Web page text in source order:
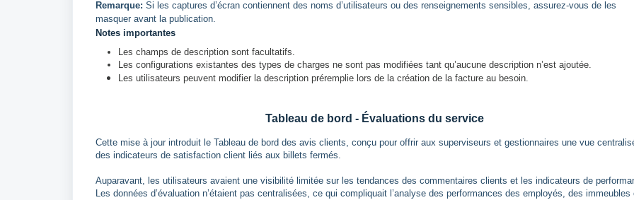
Remarque: Si les captures d’écran contiennent des noms d’utilisateurs ou des renseignements sensibles, assurez-vous de les
masquer avant la publication.
Notes importantes
Les champs de description sont facultatifs.
Les configurations existantes des types de charges ne sont pas modifiées tant qu’aucune description n’est ajoutée.
Les utilisateurs peuvent modifier la description préremplie lors de la création de la facture au besoin.
Tableau de bord - Évaluations du service
Cette mise à jour introduit le Tableau de bord des avis clients, conçu pour offrir aux superviseurs et gestionnaires une vue
des indicateurs de satisfaction client liés aux billets fermés.
Auparavant, les utilisateurs avaient une visibilité limitée sur les tendances des commentaires clients et les indicateurs de
Les données d’évaluation n’étaient pas centralisées, ce qui compliquait l’analyse des performances des employés, des immeubles